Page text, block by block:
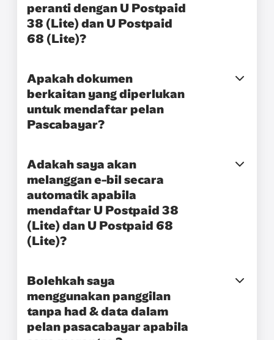
peranti dengan U Postpaid
38 (Lite) dan U Postpaid
68 (Lite)?
Apakah dokumen
berkaitan yang diperlukan
untuk mendaftar pelan
Pascabayar?
Adakah saya akan
melanggan e-bil secara
automatik apabila
mendaftar U Postpaid 38
(Lite) dan U Postpaid 68
(Lite)?
Bolehkah saya
menggunakan panggilan
tanpa had & data dalam
pelan pasacabayar apabila